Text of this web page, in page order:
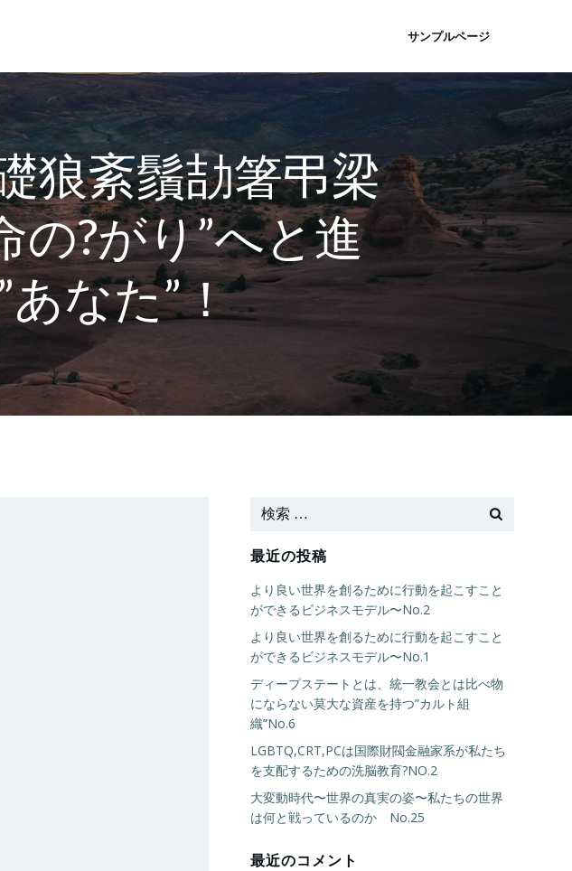
サンプルページ
狼紊鬚劼箸弔梁
の?がり”へと進
なた”！
最近の投稿
より良い世界を創るために行動を起こすこと
ができるビジネスモデル〜No.2
より良い世界を創るために行動を起こすこと
ができるビジネスモデル〜No.1
ディープステートとは、統一教会とは比べ物
にならない莫大な資産を持つ”カルト組
織”No.6
LGBTQ,CRT,PCは国際財閥金融家系が私たち
を支配するための洗脳教育?NO.2
大変動時代〜世界の真実の姿〜私たちの世界
は何と戦っているのか No.25
最近のコメント